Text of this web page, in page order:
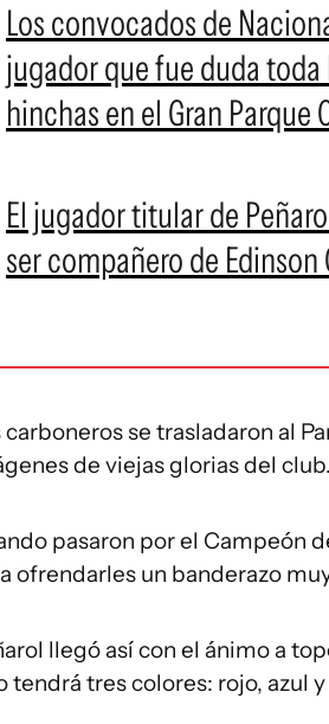
Los convocados de
jugador que fue duda
hinchas en el Gran Parque
El jugador titular de
ser compañero de Edinson
carboneros se trasladaron al
de viejas glorias del club.
pasaron por el Campeón
ofrendarles un banderazo
llegó así con el ánimo a
tendrá tres colores: rojo, azul